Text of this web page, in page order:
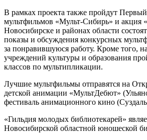
В рамках проекта также пройдут
мультфильмов «Мульт-Сибирь» и акция
Новосибирске и районах области
показы и обсуждения конкурсных
за понравившуюся работу. Кроме того,
учреждений культуры и образования
классов по мультипликации.
Лучшие мультфильмы отправятся на
детской анимации «МультДебют»
фестиваль анимационного кино
«Гильдия молодых библиотекарей»
Новосибирской областной юношеской